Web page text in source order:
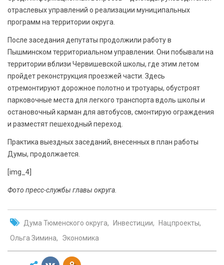
отраслевых управлений о реализации муниципальных
программ на территории округа.
После заседания депутаты продолжили работу в
Пышминском территориальном управлении. Они побывали на
территории вблизи Червишевской школы, где этим летом
пройдет реконструкция проезжей части. Здесь
отремонтируют дорожное полотно и тротуары, обустроят
парковочные места для легкого транспорта вдоль школы и
остановочный карман для автобусов, смонтирую ограждения
и разместят пешеходный переход.
Практика выездных заседаний, внесенных в план работы
Думы, продолжается.
[img_4]
Фото пресс-службы главы округа.
Дума Тюменского округа Инвестиции
Нацпроекты
Ольга Зимина
Экономика